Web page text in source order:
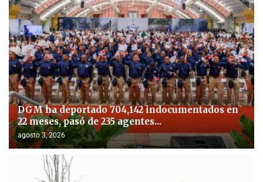
DGM ha deportado 704,142 indocumentados en
22 meses, pasó de 235 agentes...
agosto 3, 2026